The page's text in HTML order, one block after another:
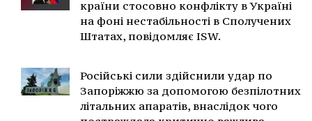
країни стосовно конфлікту в Україні
на фоні нестабільності в Сполучених
Штатах, повідомляє ISW.
Російські сили здійснили удар по
Запоріжжю за допомогою безпілотних
літальних апаратів, внаслідок чого